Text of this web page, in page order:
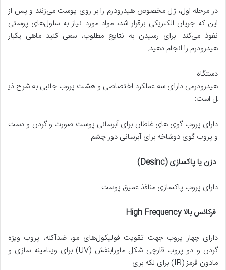
در مرحله اول، ژل مخصوص هیدرودرم را بر روی پوست می‌زنند و پس از
این که جریان الکتریکی برقرار شد، مواد مورد نیاز به سلول‌های پوستی
نفوذ می‌کند. برای رسیدن به نتایج مطلوب، سعی کنید ماهی یکبار
هیدرودرم را انجام دهید.
دستگاه
هیدرودرمی دارای سه عملکرد اختصاصی و هشت پروب جانبی به شرح ذی
ل است:
دارای پروب گوی های غلطان برای آبرسانی پوست صورت و گردن و دست
و پروب گوی دوشاخه برای آبرسانی دور چشم
دزن یا پاکسازی(Desinc)
دارای پروب پاکسازی منافذ عمیق پوست
فرکانس بالاHigh Frequency
دارای چهار پروب جهت تقویت فولیکول‌های مو، ضدآکنه، پروب ویژه
گردن و دو پروب قارچی شکل ماورابنفش (UV) برای ویتامینه سازی و
مادون قرمز (IR) برای لکه بری